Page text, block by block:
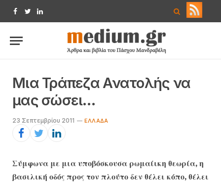
Facebook
TwitterLinkedIn
Μια Τράπεζα Ανατολής να
μας σώσει…
23 Σεπτεμβρίου 2011 EΛΛΆΔΑ
Σύμφωνα με μια υποβόσκουσα ρωμαίικη θεωρία, η
βασιλική οδός προς τον πλούτο δεν θέλει κόπο, θέλει